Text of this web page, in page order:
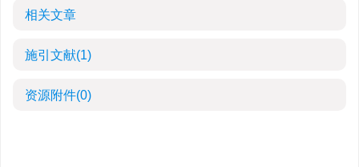
相关文章
施引文献(1)
资源附件(0)